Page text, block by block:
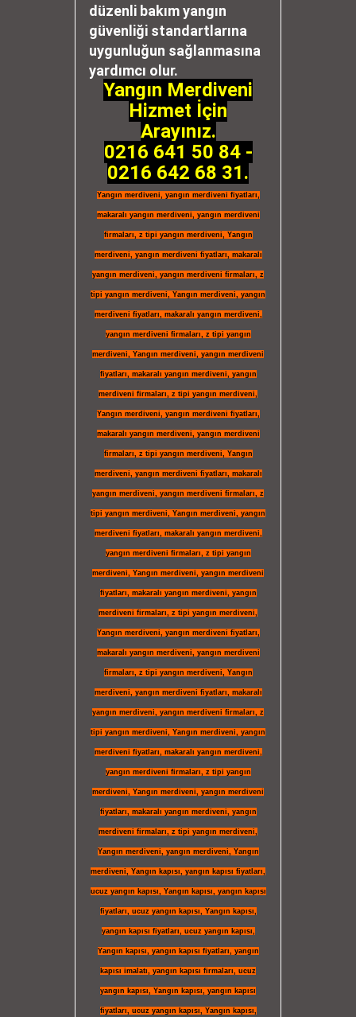
düzenli bakım yangın
güvenliği standartlarına
uygunluğun sağlanmasına
yardımcı olur.
Yangın Merdiveni
Hizmet İçin
Arayınız.
0216 641 50 84 -
0216 642 68 31.
Yangın merdiveni, yangın merdiveni fiyatları,
makaralı yangın merdiveni, yangın merdiveni
firmaları, z tipi yangın merdiveni, Yangın
merdiveni, yangın merdiveni fiyatları, makaralı
yangın merdiveni, yangın merdiveni firmaları, z
tipi yangın merdiveni, Yangın merdiveni, yangın
merdiveni fiyatları, makaralı yangın merdiveni,
yangın merdiveni firmaları, z tipi yangın
merdiveni, Yangın merdiveni, yangın merdiveni
fiyatları, makaralı yangın merdiveni, yangın
merdiveni firmaları, z tipi yangın merdiveni,
Yangın merdiveni, yangın merdiveni fiyatları,
makaralı yangın merdiveni, yangın merdiveni
firmaları, z tipi yangın merdiveni, Yangın
merdiveni, yangın merdiveni fiyatları, makaralı
yangın merdiveni, yangın merdiveni firmaları, z
tipi yangın merdiveni, Yangın merdiveni, yangın
merdiveni fiyatları, makaralı yangın merdiveni,
yangın merdiveni firmaları, z tipi yangın
merdiveni, Yangın merdiveni, yangın merdiveni
fiyatları, makaralı yangın merdiveni, yangın
merdiveni firmaları, z tipi yangın merdiveni,
Yangın merdiveni, yangın merdiveni fiyatları,
makaralı yangın merdiveni, yangın merdiveni
firmaları, z tipi yangın merdiveni, Yangın
merdiveni, yangın merdiveni fiyatları, makaralı
yangın merdiveni, yangın merdiveni firmaları, z
tipi yangın merdiveni, Yangın merdiveni, yangın
merdiveni fiyatları, makaralı yangın merdiveni,
yangın merdiveni firmaları, z tipi yangın
merdiveni, Yangın merdiveni, yangın merdiveni
fiyatları, makaralı yangın merdiveni, yangın
merdiveni firmaları, z tipi yangın merdiveni,
Yangın merdiveni, yangın merdiveni, Yangın
merdiveni, Yangın kapısı, yangın kapısı fiyatları,
ucuz yangın kapısı, Yangın kapısı, yangın kapısı
fiyatları, ucuz yangın kapısı, Yangın kapısı,
yangın kapısı fiyatları, ucuz yangın kapısı,
Yangın kapısı, yangın kapısı fiyatları, yangın
kapısı imalatı, yangın kapısı firmaları, ucuz
yangın kapısı, Yangın kapısı, yangın kapısı
fiyatları, ucuz yangın kapısı, Yangın kapısı,